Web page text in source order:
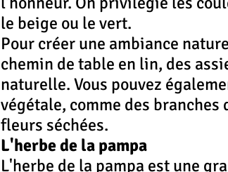
le beige ou le vert.
Pour créer une ambiance
chemin de table en lin, des
naturelle. Vous pouvez
végétale, comme des branches
fleurs séchées.
L'herbe de la pampa
L'herbe de la pampa est une